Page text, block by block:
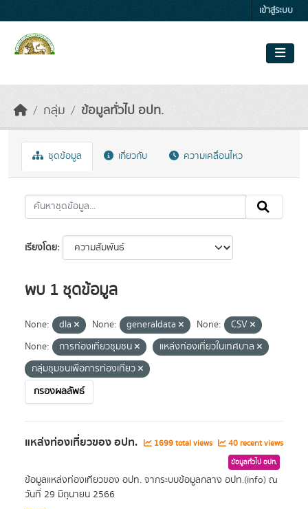
เข้าสู่ระบบ
กลุ่ม ข้อมูลทั่วไป อปท.
ชุดข้อมูล เกี่ยวกับ ความเคลื่อนไหว
เรียงโดย
พบ 1 ชุดข้อมูล
None: dla None: generaldata None:
CSV
None:
การท่องเที่ยวชุมชน
แหล่งท่องเที่ยวในเทศบาล
กลุ่มชุมชนเพื่อการท่องเที่ยว
กรองผลลัพธ์
แหล่งท่องเที่ยวของ อปท. 1699 total views 40 recent views
ข้อมูลทั่วไป อปท.
ข้อมูลแหล่งท่องเทียวของ อปท. จากระบบข้อมูลกลาง อปท.(info) ณ
วันที่ 29 มิถุนายน 2566